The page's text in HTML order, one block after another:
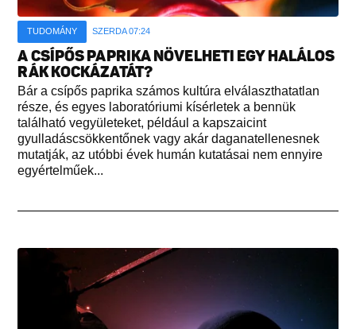
TUDOMÁNY SZERDA 07:24
A CSÍPŐS PAPRIKA NÖVELHETI EGY HALÁLOS
RÁK KOCKÁZATÁT?
Bár a csípős paprika számos kultúra elválaszthatatlan
része, és egyes laboratóriumi kísérletek a bennük
található vegyületeket, például a kapszaicint
gyulladáscsökkentőnek vagy akár daganatellenesnek
mutatják, az utóbbi évek humán kutatásai nem ennyire
egyértelműek...